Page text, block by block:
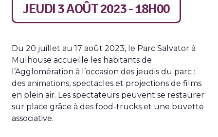
JEUDI 3 AOÛT 2023 - 18H00
Du 20 juillet au 17 août 2023, le Parc Salvator à
Mulhouse accueille les habitants de
l’Agglomération à l’occasion des jeudis du parc :
des animations, spectacles et projections de films
en plein air. Les spectateurs peuvent se restaurer
sur place grâce à des food-trucks et une buvette
associative.